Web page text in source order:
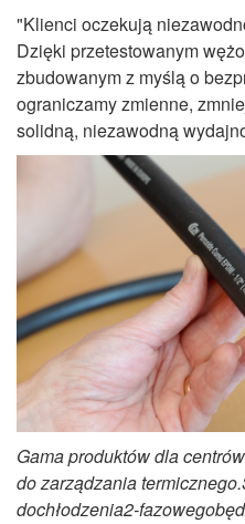
"Klienci oczekują
Dzięki przetestowanym
zbudowanym z myślą o
ograniczamy zmienne,
solidną, niezawodną
Gama produktów dla
do zarządzania termicznego.
dochłodzenia2-fazowego